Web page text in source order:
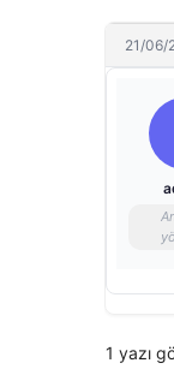
21/06/
1 yazı